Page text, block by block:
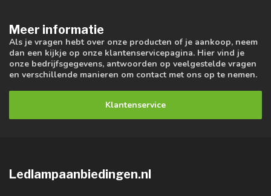
Meer informatie
Als je vragen hebt over onze producten of je aankoop, neem
dan een kijkje op onze klantenservicepagina. Hier vind je
onze bedrijfsgegevens, antwoorden op veelgestelde vragen
en verschillende manieren om contact met ons op te nemen.
Klantenservice
Ledlampaanbiedingen.nl